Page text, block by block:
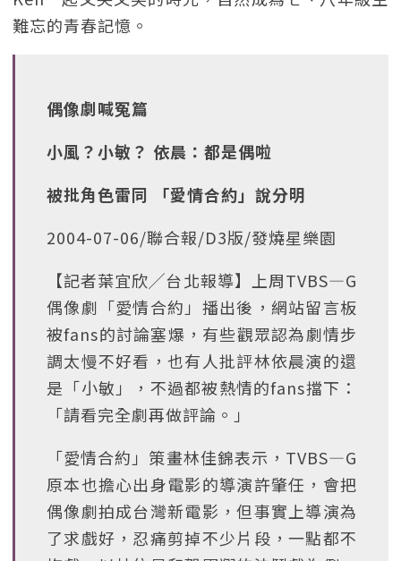
難忘的青春記憶。
偶像劇喊冤篇
小風？小敏？ 依晨：都是偶啦
被批角色雷同 「愛情合約」說分明
2004-07-06/聯合報/D3版/發燒星樂園
【記者葉宜欣╱台北報導】上周TVBS—G
偶像劇「愛情合約」播出後，網站留言板
被fans的討論塞爆，有些觀眾認為劇情步
調太慢不好看，也有人批評林依晨演的還
是「小敏」，不過都被熱情的fans擋下：
「請看完全劇再做評論。」
「愛情合約」策畫林佳錦表示，TVBS—G
原本也擔心出身電影的導演許肇任，會把
偶像劇拍成台灣新電影，但事實上導演為
了求戲好，忍痛剪掉不少片段，一點都不